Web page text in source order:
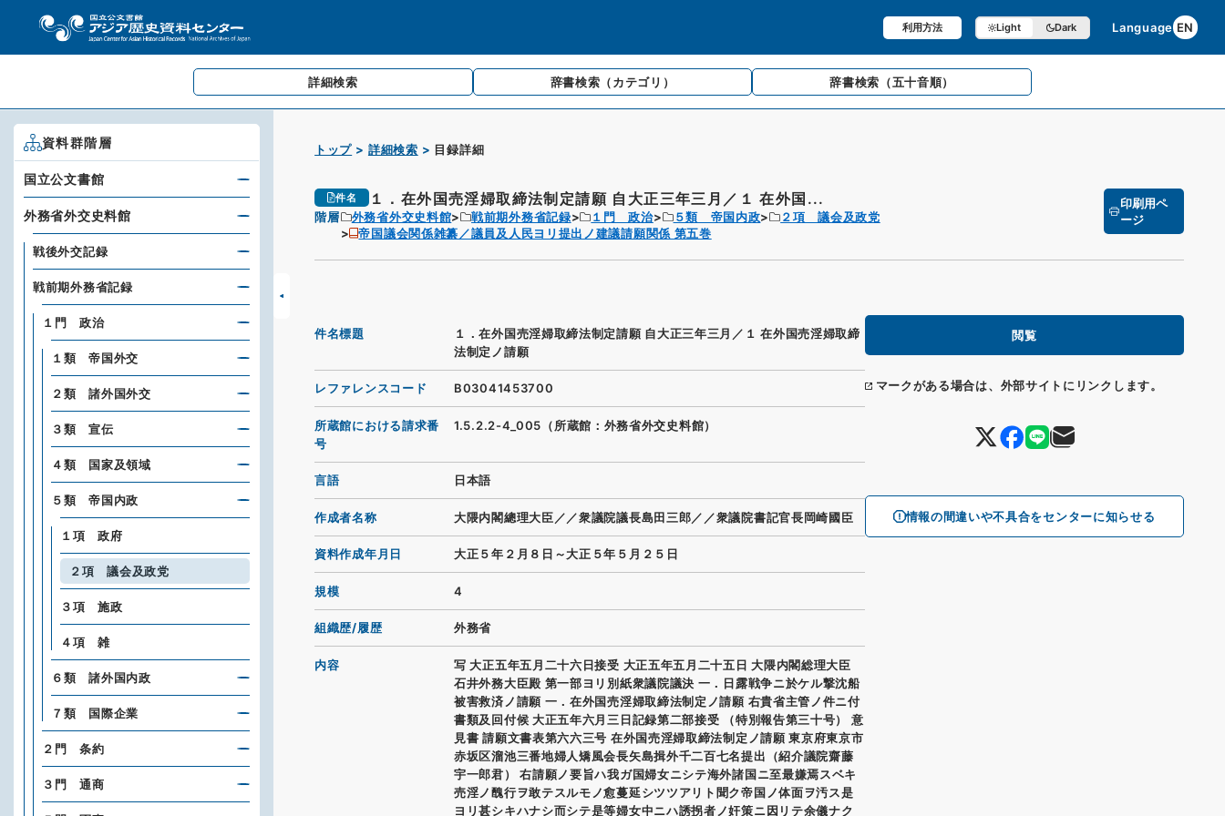
利用方法 Light Dark Language EN
詳細検索 辞書検索 （カテゴリ） 辞書検索 （五十音順）
トップ 詳細検索 目録詳細
件名 １．在外国売淫婦取締法制定請願 自大正三年三月／１ 在外国...
階層 外務省外交史料館 戦前期外務省記録 １門 政治 ５類 帝国内政
２項 議会及政党
帝国議会関係雑纂／議員及人民ヨリ提出ノ建議請願関係 第五巻
印刷用ペ
ージ
閲覧
マークがある場合は、外部サイトにリンクします。
情報の間違いや不具合をセンターに知らせる
件名標題
１．在外国売淫婦取締法制定請願 自大正三年三月／１ 在外国売淫婦取締
法制定ノ請願
レファレンスコード B03041453700
所蔵館における請求番
号
1.5.2.2-4_005（所蔵館：外務省外交史料館）
言語 日本語
作成者名称 大隈内閣總理大臣／／衆議院議長島田三郎／／衆議院書記官長岡崎國臣
資料作成年月日 大正５年２月８日～大正５年５月２５日
規模 4
組織歴/履歴 外務省
内容
写 大正五年五月二十六日接受 大正五年五月二十五日 大隈内閣総理大臣
石井外務大臣殿 第一部ヨリ別紙衆議院議決 一．日露戦争ニ於ケル撃沈船
被害救済ノ請願 一．在外国売淫婦取締法制定ノ請願 右貴省主管ノ件ニ付
書類及回付候 大正五年六月三日記録第二部接受 （特別報告第三十号） 意
見書 請願文書表第六六三号 在外国売淫婦取締法制定ノ請願 東京府東京市
赤坂区溜池三番地婦人矯風会長矢島揖外千二百七名提出（紹介議院齋藤
宇一郎君） 右請願ノ要旨ハ我ガ国婦女ニシテ海外諸国ニ至最嫌焉スベキ
売淫ノ醜行ヲ敢テスルモノ愈蔓延シツツアリト聞ク帝国ノ体面ヲ汚ス是
ヨリ甚シキハナシ而シテ是等婦女中ニハ誘拐者ノ奸策ニ因リテ余儀ナク
資料群階層
国立公文書館
外務省外交史料館
戦後外交記録
戦前期外務省記録
１門 政治
１類 帝国外交
２類 諸外国外交
３類 宣伝
４類 国家及領域
５類 帝国内政
１項 政府
２項 議会及政党
３項 施政
４項 雑
６類 諸外国内政
７類 国際企業
２門 条約
３門 通商